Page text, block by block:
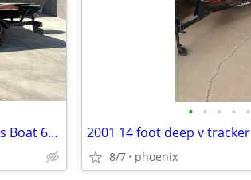
2019 Tracker Pro Team 175 TXW Bass Boat 60 hp 4 Stroke Livescope
• • • • •
2001 14 foot deep v tracker
8/7 phoenix